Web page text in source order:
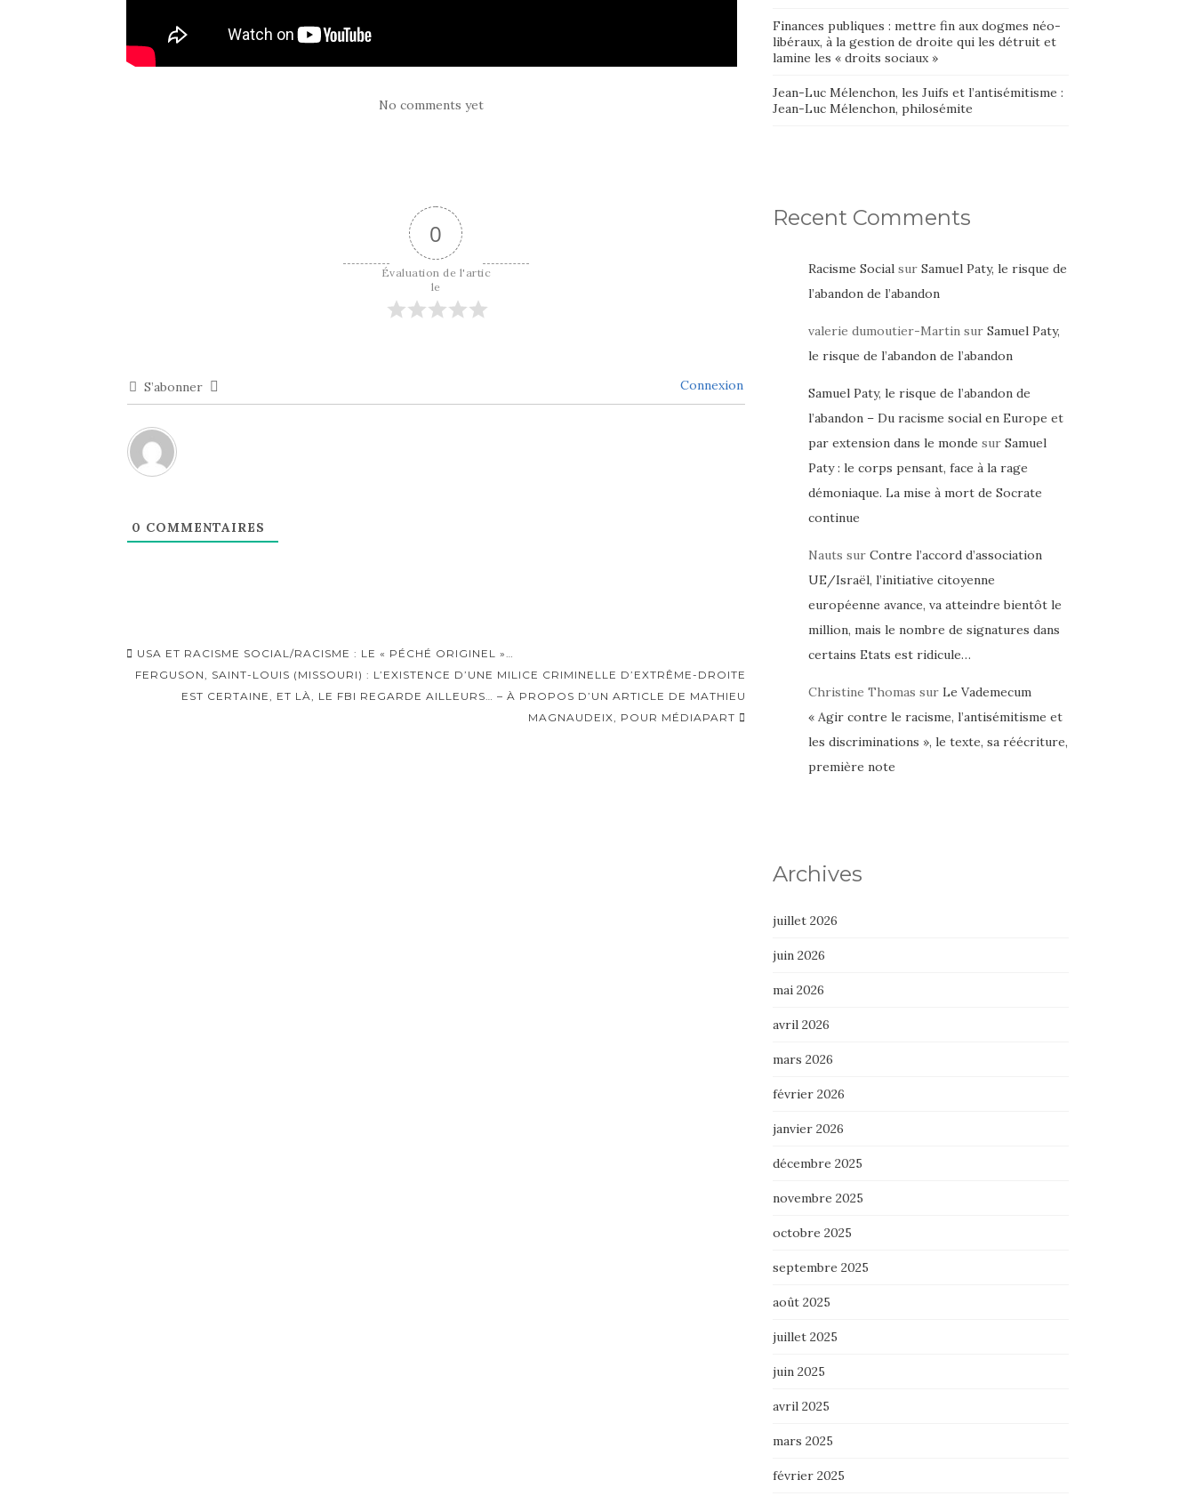
No comments yet
0
Évaluation de l'artic
le
S’abonner Connexion
0 COMMENTAIRES
Navigation
d'article
USA ET RACISME SOCIAL/RACISME : LE « PÉCHÉ ORIGINEL »…
FERGUSON, SAINT-LOUIS (MISSOURI) : L’EXISTENCE D’UNE MILICE CRIMINELLE D’EXTRÊME-DROITE
EST CERTAINE, ET LÀ, LE FBI REGARDE AILLEURS… – À PROPOS D’UN ARTICLE DE MATHIEU
MAGNAUDEIX, POUR MÉDIAPART
Finances publiques : mettre fin aux dogmes néo-
libéraux, à la gestion de droite qui les détruit et
lamine les « droits sociaux »
Jean-Luc Mélenchon, les Juifs et l’antisémitisme :
Jean-Luc Mélenchon, philosémite
Recent Comments
Racisme Socialsur Samuel Paty, le risque de
l’abandon de l’abandon
valerie dumoutier-Martinsur Samuel Paty,
le risque de l’abandon de l’abandon
Samuel Paty, le risque de l’abandon de
l’abandon – Du racisme social en Europe et
par extension dans le monde sur Samuel
Paty : le corps pensant, face à la rage
démoniaque. La mise à mort de Socrate
continue
Nauts sur Contre l’accord d’association
UE/Israël, l’initiative citoyenne
européenne avance, va atteindre bientôt le
million, mais le nombre de signatures dans
certains Etats est ridicule…
Christine Thomas sur Le Vademecum
« Agir contre le racisme, l’antisémitisme et
les discriminations », le texte, sa réécriture,
première note
Archives
juillet 2026
juin 2026
mai 2026
avril 2026
mars 2026
février 2026
janvier 2026
décembre 2025
novembre 2025
octobre 2025
septembre 2025
août 2025
juillet 2025
juin 2025
avril 2025
mars 2025
février 2025